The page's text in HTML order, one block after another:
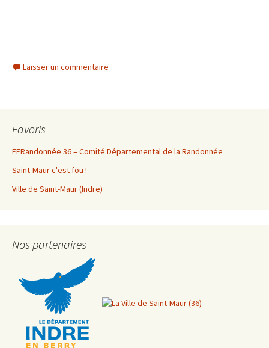
Laisser un commentaire
Favoris
FFRandonnée 36 – Comité Départemental de la Randonnée
Saint-Maur c'est fou !
Ville de Saint-Maur (Indre)
Nos partenaires